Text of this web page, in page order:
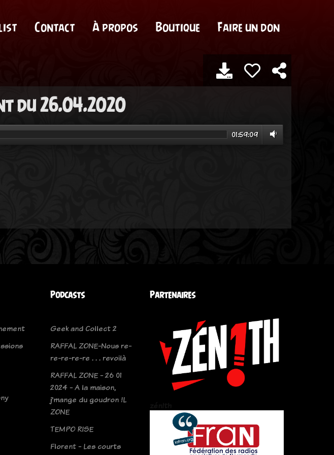
Contact À propos Boutique Faire un don
du 26.04.2020
01:59:09
Podcasts
Geek and Collect 2
RAFFAL ZONE-Nous re-
re-re-re-re . . . revoilà
RAFFAL ZONE - 26 01
2024 - A la maison,
j'mange du goudron !L
ZONE
TEMPO RISE
Florent - Les courts
Partenaires